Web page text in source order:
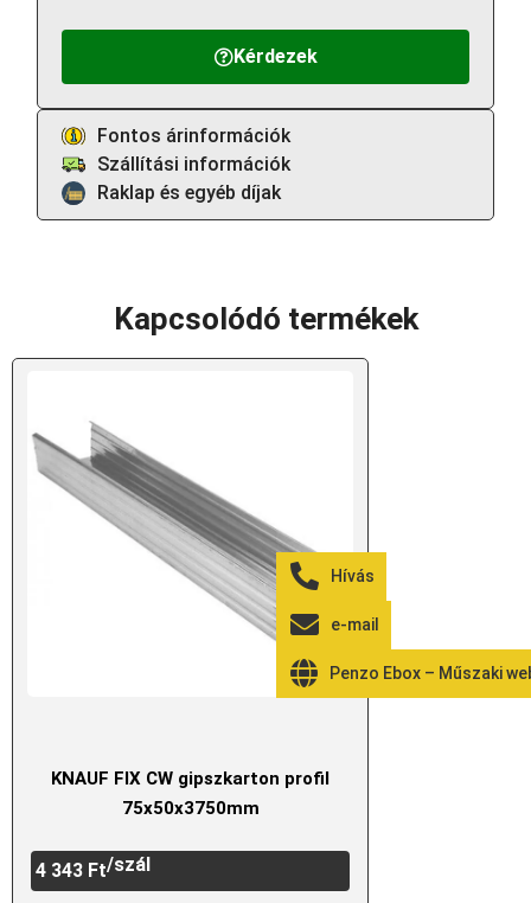
Kérdezek
Fontos árinformációk
Szállítási információk
Raklap és egyéb díjak
Kapcsolódó termékek
KNAUF FIX CW gipszkarton profil
75x50x3750mm
4 343 Ft/szál
Hívás
e-mail
Penzo Ebox – Műszaki